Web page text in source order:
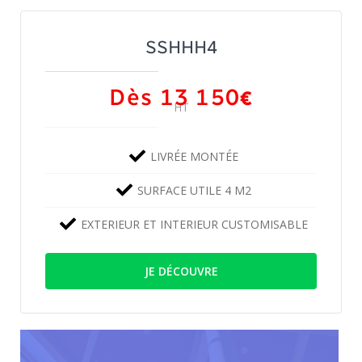
SSHHH4
Dès 13 150€
HT
LIVRÉE MONTÉE
SURFACE UTILE 4 M2
EXTERIEUR ET INTERIEUR CUSTOMISABLE
JE DÉCOUVRE